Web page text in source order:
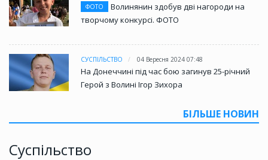
ФОТО
Волинянин здобув дві нагороди на
творчому конкурсі. ФОТО
СУСПІЛЬСТВО 04 Вересня 2024 07:48
На Донеччині під час бою загинув 25-річний
Герой з Волині Ігор Зихора
БІЛЬШЕ НОВИН
Суспільство